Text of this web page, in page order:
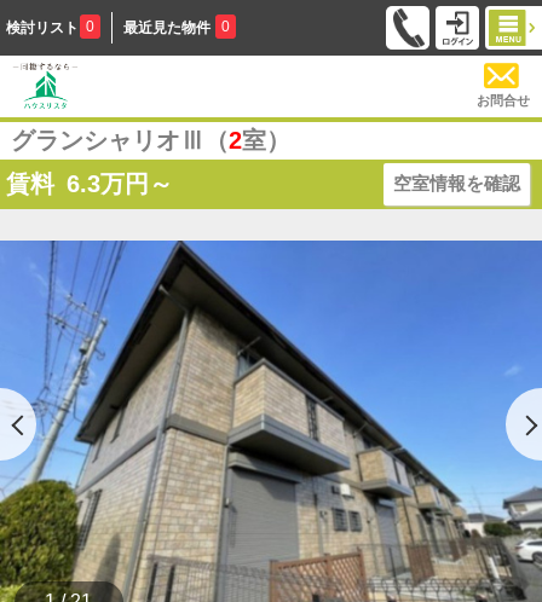
検討リスト 0 最近見た物件 0
お問合せ
グランシャリオⅢ（2室）
賃料 6.3万円～ 空室情報を確認